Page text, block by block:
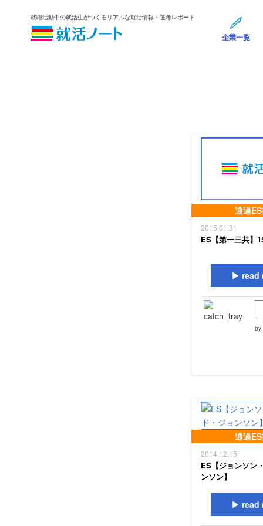
就職活動中の就活生がつくるリアルな就活情報・選考レポート
企業一覧
通過
2015.01.31
ES【第一三共】
read
by
通過
2014.12.15
ES【ジョンソン
ンソン】
read